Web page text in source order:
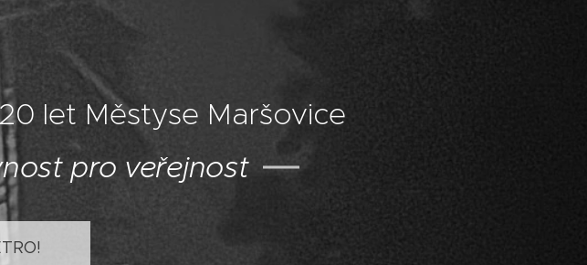
let Městyse Maršovice
pro veřejnost